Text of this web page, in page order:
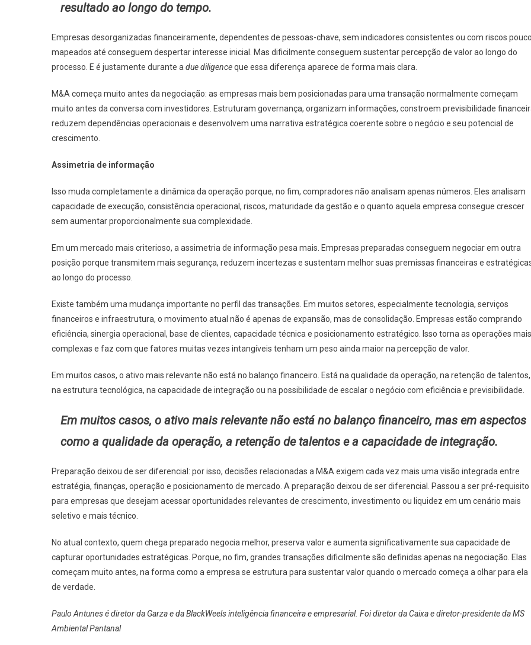
resultado ao longo do tempo.
Empresas desorganizadas financeiramente, dependentes de pessoas-chave, sem indicadores consistentes ou com riscos
mapeados até conseguem despertar interesse inicial. Mas dificilmente conseguem sustentar percepção de valor ao longo do
processo. E é justamente durante a due diligenceque essa diferença aparece de forma mais clara.
M&A começa muito antes da negociação: as empresas mais bem posicionadas para uma transação normalmente começam
muito antes da conversa com investidores. Estruturam governança, organizam informações, constroem previsibilidade
reduzem dependências operacionais e desenvolvem uma narrativa estratégica coerente sobre o negócio e seu potencial de
crescimento.
Assimetria de informação
Isso muda completamente a dinâmica da operação porque, no fim, compradores não analisam apenas números. Eles analisam
capacidade de execução, consistência operacional, riscos, maturidade da gestão e o quanto aquela empresa consegue crescer
sem aumentar proporcionalmente sua complexidade.
Em um mercado mais criterioso, a assimetria de informação pesa mais. Empresas preparadas conseguem negociar em outra
posição porque transmitem mais segurança, reduzem incertezas e sustentam melhor suas premissas financeiras e
ao longo do processo.
Existe também uma mudança importante no perfil das transações. Em muitos setores, especialmente tecnologia, serviços
financeiros e infraestrutura, o movimento atual não é apenas de expansão, mas de consolidação. Empresas estão comprando
eficiência, sinergia operacional, base de clientes, capacidade técnica e posicionamento estratégico. Isso torna as operações mais
complexas e faz com que fatores muitas vezes intangíveis tenham um peso ainda maior na percepção de valor.
Em muitos casos, o ativo mais relevante não está no balanço financeiro. Está na qualidade da operação, na retenção de talentos,
na estrutura tecnológica, na capacidade de integração ou na possibilidade de escalar o negócio com eficiência e previsibilidade.
Em muitos casos, o ativo mais relevante não está no balanço financeiro, mas em aspectos
como a qualidade da operação, a retenção de talentos e a capacidade de integração.
Preparação deixou de ser diferencial: por isso, decisões relacionadas a M&A exigem cada vez mais uma visão integrada entre
estratégia, finanças, operação e posicionamento de mercado. A preparação deixou de ser diferencial. Passou a ser pré-requisito
para empresas que desejam acessar oportunidades relevantes de crescimento, investimento ou liquidez em um cenário mais
seletivo e mais técnico.
No atual contexto, quem chega preparado negocia melhor, preserva valor e aumenta significativamente sua capacidade de
capturar oportunidades estratégicas. Porque, no fim, grandes transações dificilmente são definidas apenas na negociação. Elas
começam muito antes, na forma como a empresa se estrutura para sustentar valor quando o mercado começa a olhar para ela
de verdade.
Paulo Antunes é diretor da Garza e da BlackWeels inteligência financeira e empresarial. Foi diretor da Caixa e diretor-presidente da MS
Ambiental Pantanal